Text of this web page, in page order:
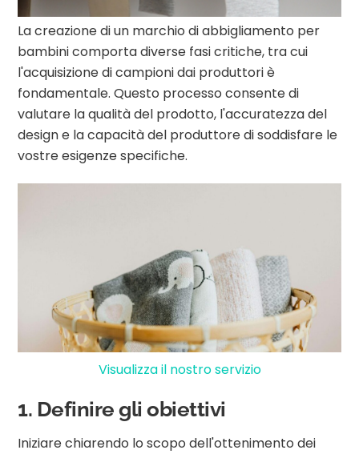
La creazione di un marchio di abbigliamento per
bambini comporta diverse fasi critiche, tra cui
l'acquisizione di campioni dai produttori è
fondamentale. Questo processo consente di
valutare la qualità del prodotto, l'accuratezza del
design e la capacità del produttore di soddisfare le
vostre esigenze specifiche.
Visualizza il nostro servizio
1. Definire gli obiettivi
Iniziare chiarendo lo scopo dell'ottenimento dei